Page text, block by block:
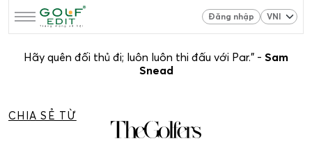
Đăng nhập
Hãy quên đối thủ đi; luôn luôn thi đấu với Par.” - Sam
Snead
CHIA SẺ TỪ